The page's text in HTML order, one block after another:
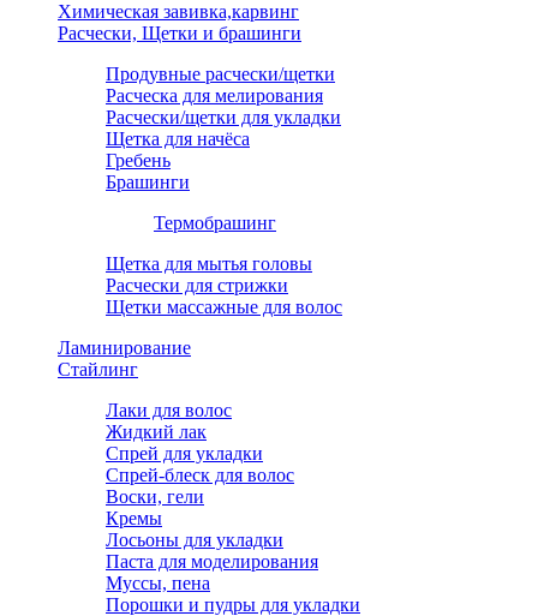
Химическая завивка,карвинг
Расчески, Щетки и брашинги
Продувные расчески/щетки
Расческа для мелирования
Расчески/щетки для укладки
Щетка для начёса
Гребень
Брашинги
Термобрашинг
Щетка для мытья головы
Расчески для стрижки
Щетки массажные для волос
Ламинирование
Стайлинг
Лаки для волос
Жидкий лак
Спрей для укладки
Спрей-блеск для волос
Воски, гели
Кремы
Лосьоны для укладки
Паста для моделирования
Муссы, пена
Порошки и пудры для укладки